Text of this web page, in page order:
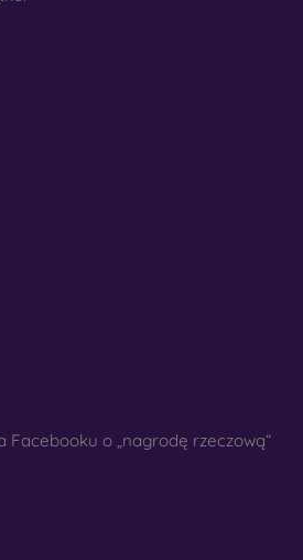
Facebooku o „nagrodę rzeczową“